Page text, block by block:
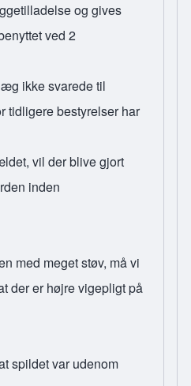
og gives
ved 2
ikke svarede til
tidligere bestyrelser har
vil der blive gjort
inden
med meget støv, må vi
der er højre vigepligt på
spildet var udenom